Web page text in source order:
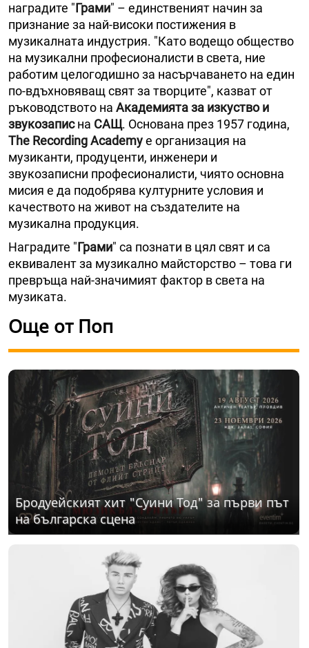
наградите "Грами" – единственият начин за
признание за най-високи постижения в
музикалната индустрия. "Като водещо общество
на музикални професионалисти в света, ние
работим целогодишно за насърчаването на един
по-вдъхновяващ свят за творците", казват от
ръководството на Академията за изкуство и
звукозаписна САЩ. Основана през 1957 година,
The Recording Academyе организация на
музиканти, продуценти, инженери и
звукозаписни професионалисти, чиято основна
мисия е да подобрява културните условия и
качеството на живот на създателите на
музикална продукция.
Наградите "Грами" са познати в цял свят и са
еквивалент за музикално майсторство – това ги
превръща най-значимият фактор в света на
музиката.
Още от Поп
Бродуейският хит "Суини Тод" за първи път
на българска сцена